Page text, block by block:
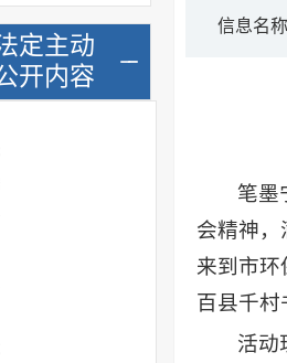
定主动
开内容
信息名
笔墨
会精神，
来到市环
百县千村
活动